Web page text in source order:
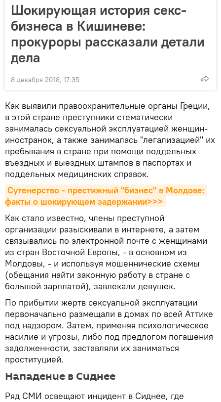
Шокирующая история секс-
бизнеса в Кишиневе:
прокуроры рассказали детали
дела
8 декабря 2018, 17:35
Как выявили правоохранительные органы Греции,
в этой стране преступники стематически
занималась сексуальной эксплуатацией женщин-
иностранок, а также занималась "легализацией" их
пребывания в стране при помощи поддельных
въездных и выездных штампов в паспортах и ​​
поддельных медицинских справок.
Сутенерство - престижный "бизнес" в Молдове:
факты о шокирующем задержании>>>
Как стало известно, члены преступной
организации разыскивали в интернете, а затем
связывались по электронной почте с женщинами
из стран Восточной Европы, - в основном из
Молдовы, - и используя мошеннические схемы
(обещания найти законную работу в стране с
большой зарплатой), завлекали девушек.
По прибытии жертв сексуальной эксплуатации
первоначально размещали в домах по всей Аттике
под надзором. Затем, применяя психологическое
насилие и угрозы, либо под предлогом погашения
задолженности, заставляли их заниматься
проституцией.
Нападение в Сиднее
Ряд СМИ освещают инцидент в Сиднее, где